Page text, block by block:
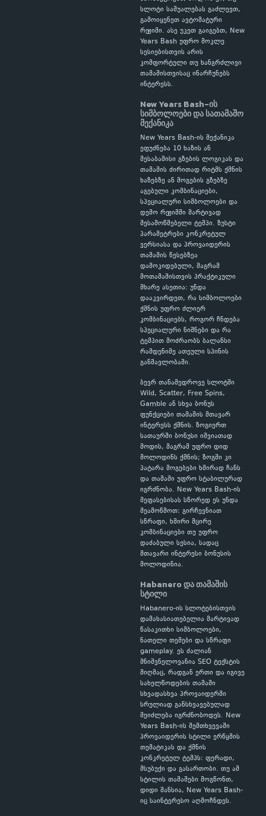
სლოტი საშუალებას გაძლევთ,
გამოიყენეთ ავტომატური
რეჟიმი. ასე უკეთ გაიგებთ, New
Years Bash უფრო მოკლე
სესიებისთვის არის
კომფორტული თუ ხანგრძლივი
თამაშისთვისაც ინარჩუნებს
ინტერესს.
New Years Bash-ის
სიმბოლოები და სათამაშო
მექანიკა
New Years Bash-ის მექანიკა
ეფუძნება 10 ხაზის ან
შესაბამისი გზების ლოგიკას და
თამაშის ძირითად რიტმს ქმნის
ხაზებზე ან მოგების გზებზე
აგებული კომბინაციები,
სპეციალური სიმბოლოები და
დემო რეჟიმში მარტივად
შესამოწმებელი ტემპი. ზუსტი
პარამეტრები კონკრეტულ
ვერსიასა და პროვაიდერის
თამაშის წესებზეა
დამოკიდებული, მაგრამ
მოთამაშისთვის პრაქტიკული
მხარე ასეთია: უნდა
დააკვირდეთ, რა სიმბოლოები
ქმნის უფრო ძლიერ
კომბინაციებს, როგორ ჩნდება
სპეციალური ნიშნები და რა
ტემპით მოძრაობს ბალანსი
რამდენიმე ათეული სპინის
განმავლობაში.
ბევრ თანამედროვე სლოტში
Wild, Scatter, Free Spins,
Gamble ან სხვა ბონუს
ფუნქციები თამაშის მთავარ
ინტერესს ქმნის. ზოგიერთ
სათაურში ბონუსი იშვიათად
მოდის, მაგრამ უფრო დიდ
მოლოდინს ქმნის; ზოგში კი
პატარა მოგებები ხშირად ჩანს
და თამაში უფრო სტაბილურად
იგრძნობა. New Years Bash-ის
შეფასებისას სწორედ ეს უნდა
შეამოწმოთ: გირჩევნიათ
სწრაფი, ხშირი მცირე
კომბინაციები თუ უფრო
დაძაბული სესია, სადაც
მთავარი ინტერესი ბონუსის
მოლოდინია.
Habanero და თამაშის
სტილი
Habanero-ის სლოტებისთვის
დამახასიათებელია მარტივად
წასაკითხი სიმბოლოები,
ნათელი თემები და სწრაფი
gameplay. ეს ძალიან
მნიშვნელოვანია SEO ტექსტის
მიღმაც, რადგან ერთი და იგივე
სახელწოდების თამაში
სხვადასხვა პროვაიდერში
სრულიად განსხვავებულად
შეიძლება იგრძნობოდეს. New
Years Bash-ის შემთხვევაში
პროვაიდერის სტილი ერწყმის
თემატიკას და ქმნის
კონკრეტულ ტემპს: ფერადი,
მსუბუქი და გასართობი. თუ ამ
სტილის თამაშები მოგწონთ,
დიდი შანსია, New Years Bash-
იც საინტერესო აღმოჩნდეს.